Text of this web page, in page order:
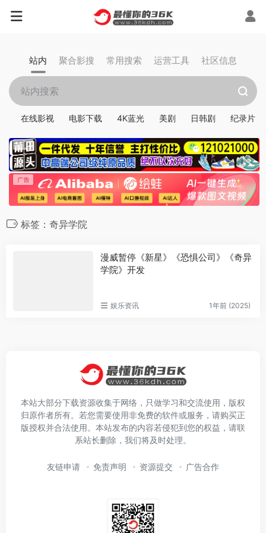
站内 聚合影搜 常用搜索 运营工具 社区信息
在线影视 电影下载 4K蓝光 美剧 日韩剧 纪录片
标签：奇异学院
漫威暂停《新星》《恐惧公司》《奇异
学院》开发
娱乐资讯 1年前 (2025)
本站大部分下载资源收集于网络，只做学习和交流使用，版权
归原作者所有。若您需要使用非免费的软件或服务，请购买正
版授权并合法使用。本站发布的内容若侵犯到您的权益，请联
系站长删除，我们将及时处理。
友链申请 免责声明 资源提交 广告合作